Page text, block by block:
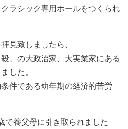
ラシック専用ホールをつくられ
見致しましたら、
、の大政治家、大実業家にある
した。
件である幼年期の経済的苦労
で養父母に引き取られました